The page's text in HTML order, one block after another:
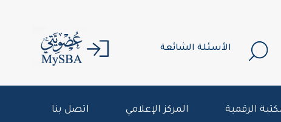
الأسئلة الشائعة
الرقمية المركز الإعلامي اتصل بنا